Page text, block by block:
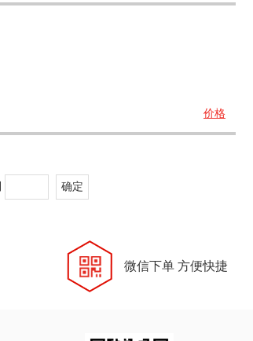
价格
微信下单 方便快捷